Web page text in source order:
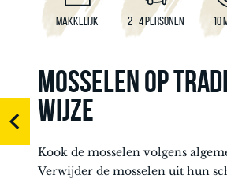
MAKKELIJK 2 - 4 PERSONEN 10
MOSSELEN OP
WIJZE
Kook de mosselen volgens
Verwijder de mosselen uit hun